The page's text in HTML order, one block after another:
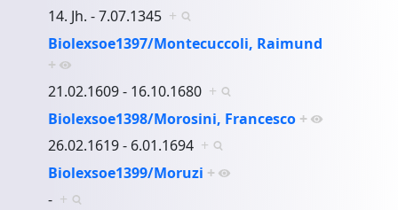
14. Jh. - 7.07.1345 +
Biolexsoe1397/Montecuccoli, Raimund
+
21.02.1609 - 16.10.1680 +
Biolexsoe1398/Morosini, Francesco +
26.02.1619 - 6.01.1694 +
Biolexsoe1399/Moruzi +
- +